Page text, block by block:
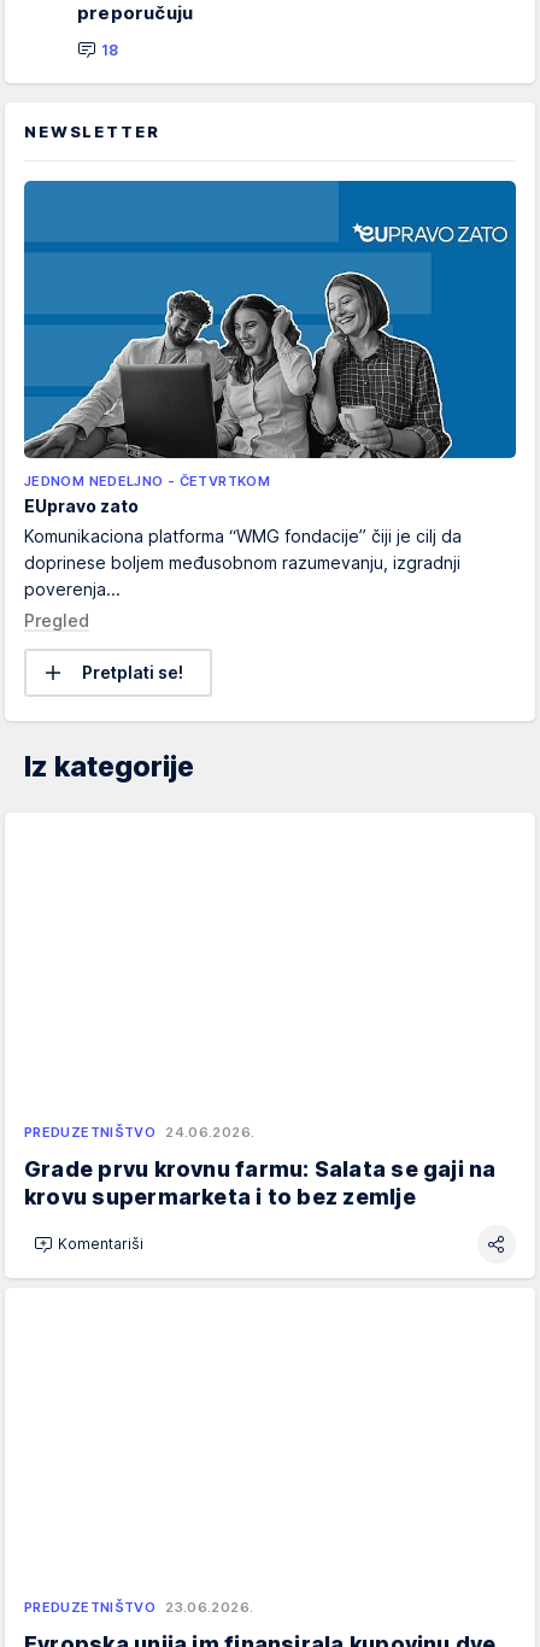
preporučuju
18
NEWSLETTER
JEDNOM NEDELJNO - ČETVRTKOM
EUpravo zato
Komunikaciona platforma “WMG fondacije” čiji je cilj da
doprinese boljem međusobnom razumevanju, izgradnji
poverenja...
Pregled
Pretplati se!
Iz kategorije
PREDUZETNIŠTVO 24.06.2026.
Grade prvu krovnu farmu: Salata se gaji na
krovu supermarketa i to bez zemlje
Komentariši
PREDUZETNIŠTVO 23.06.2026.